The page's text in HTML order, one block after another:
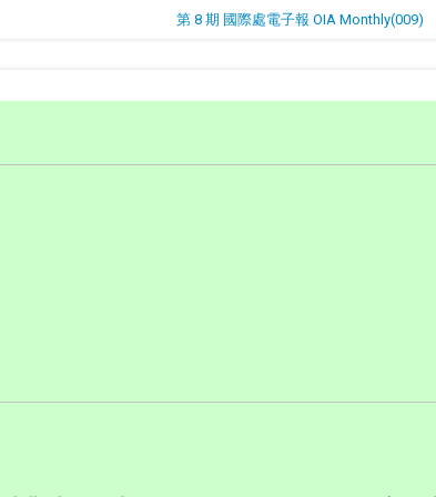
第 8 期 國際處電子報 OIA Monthly(009)